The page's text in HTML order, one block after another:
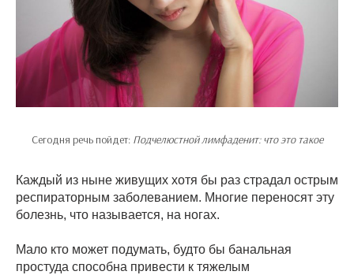
Сегодня речь пойдет: Подчелюстной лимфаденит: что это такое
Каждый из ныне живущих хотя бы раз страдал острым
респираторным заболеванием. Многие переносят эту
болезнь, что называется, на ногах.
Мало кто может подумать, будто бы банальная
простуда способна привести к тяжелым